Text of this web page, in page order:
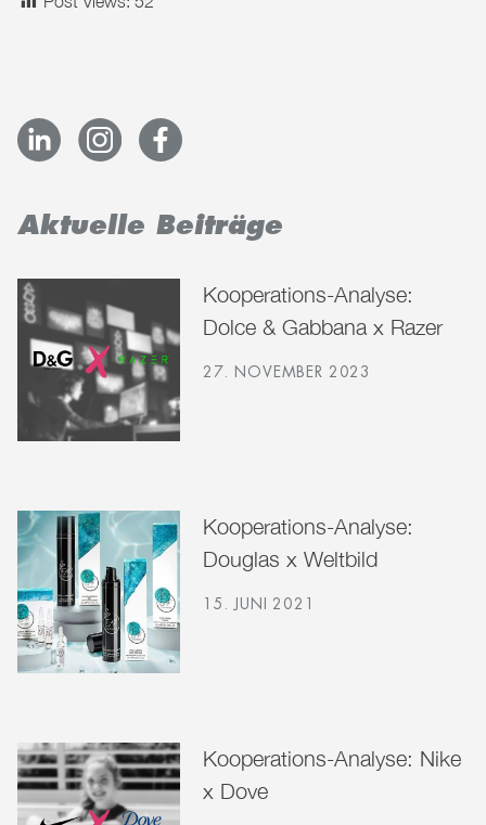
Aktuelle Beiträge
Kooperations-Analyse:
Dolce & Gabbana x Razer
27. NOVEMBER 2023
Kooperations-Analyse:
Douglas x Weltbild
15. JUNI 2021
Kooperations-Analyse: Nike
x Dove